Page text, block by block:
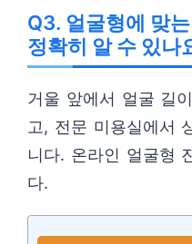
Q3. 얼굴형에 맞
정확히 알 수 있나
거울 앞에서 얼굴 길
고, 전문 미용실에서
니다. 온라인 얼굴형
다.